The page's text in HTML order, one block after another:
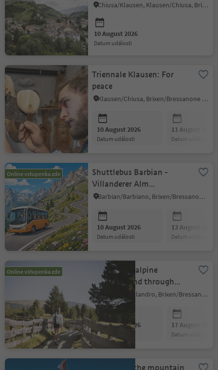
Chiusa/Klausen, Klausen/Chiusa, Brixen/Bressanone and environs
10 August 2026
datum události
Triennale Klausen: For
peace
Klausen/Chiusa, Brixen/Bressanone and environs
10 August 2026
datum události
11 August 2026
datum události
Online vstupenka zde
Shuttlebus Barbian -
Villanderer Alm
(Gasserhütte)
Barbian/Barbiano, Brixen/Bressanone and environs
10 August 2026
datum události
13 August 2026
datum události
Online vstupenka zde
Hike across alpine
meadows and through
mountain pine grove on
the Villanders alp
Villanders/Villandro, Brixen/Bressanone and environs
10 August 2026
datum události
17 August 2026
datum události
Experience the mountain